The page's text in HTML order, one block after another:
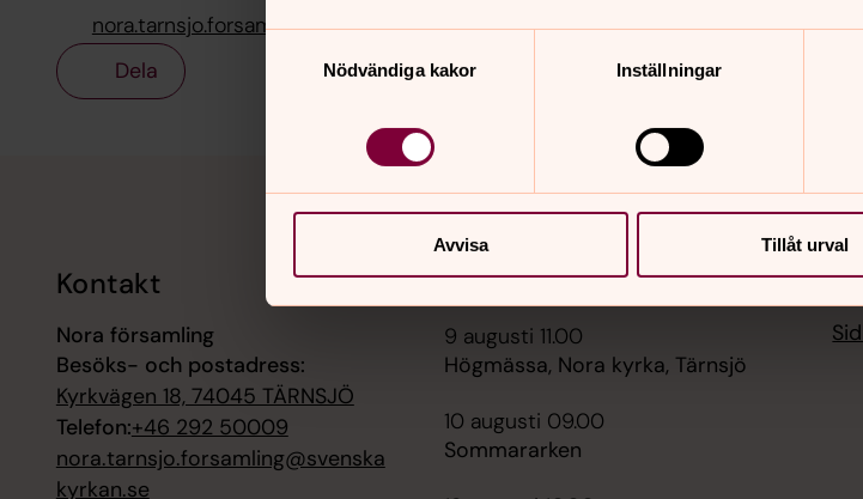
Nödvändiga kakor
Inställningar
Avvisa Tillåt urval
nora.tarnsjo.forsamling@svenskakyrkan.se
Dela
Kontakt
Nora församling
Besöks- och postadress:
Kyrkvägen 18, 74045 TÄRNSJÖ
Telefon:+46 292 50009
nora.tarnsjo.forsamling@svenska
kyrkan.se
Kalender
9 augusti 11.00
Högmässa, Nora kyrka, Tärnsjö
10 augusti 09.00
Sommararken